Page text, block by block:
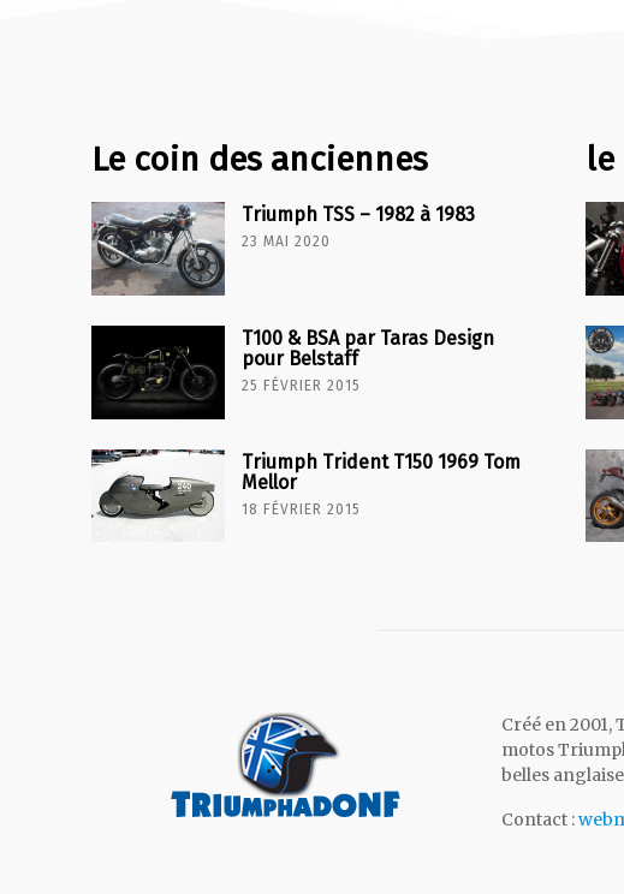
Le coin des anciennes
Triumph TSS – 1982 à 1983
23 MAI 2020
T100 & BSA par Taras Design
pour Belstaff
25 FÉVRIER 2015
Triumph Trident T150 1969 Tom
Mellor
18 FÉVRIER 2015
le
Créé en
motos
belles
Contact :